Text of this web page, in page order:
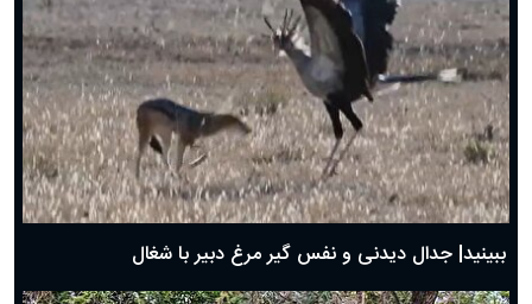
دعای روز پنجم ماه رمضان؛ ۴ اسفند ۱۴۰۴
دعای روز چهارم ماه مبارک رمضان؛ ۳ اسفند ۱۴۰۴
دعای روز سوم ماه مبارک رمضان؛ ۱۴ اسفند ۱۴۰۴
دعای روز دوم ماه مبارک رمضان ۱ اسفند ماه ۱۴۰۴
دعای روز اول ماه مبارک رمضان، ۳۰ بهمن ۱۴۰۴
حضرت زینب(س) چگونه از دنیا رفت؟
بهترین پیامک تبریک روز پدر ۱۴۰۴؛ جملات زیبا و صمیمانه
ببینید| جدال دیدنی و نفس گیر مرغ دبیر با شغال